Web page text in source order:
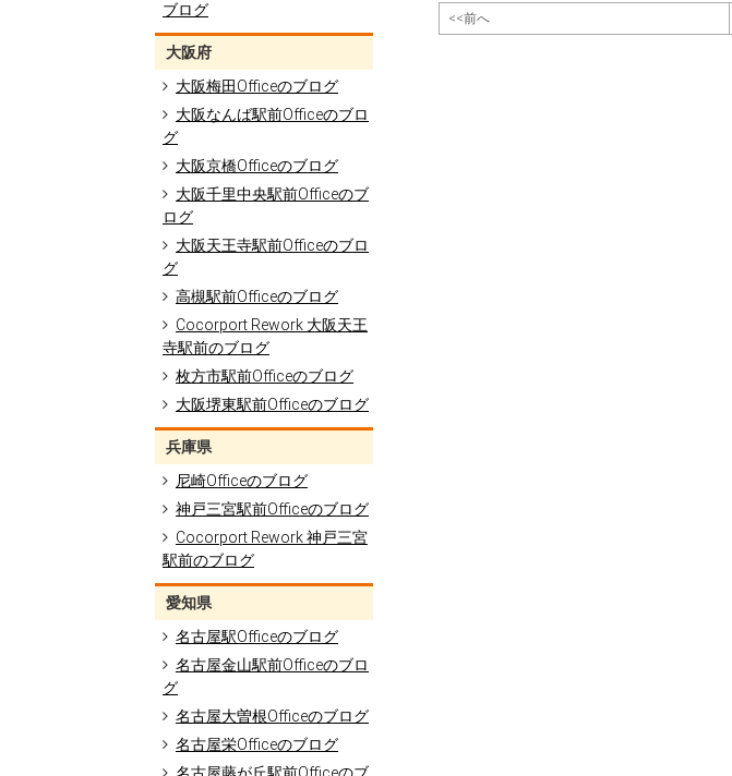
ブログ
大阪府
大阪梅田Officeのブログ
大阪なんば駅前Officeのブロ
グ
大阪京橋Officeのブログ
大阪千里中央駅前Officeのブ
ログ
大阪天王寺駅前Officeのブロ
グ
高槻駅前Officeのブログ
Cocorport Rework 大阪天王
寺駅前のブログ
枚方市駅前Officeのブログ
大阪堺東駅前Officeのブログ
兵庫県
尼崎Officeのブログ
神戸三宮駅前Officeのブログ
Cocorport Rework 神戸三宮
駅前のブログ
愛知県
名古屋駅Officeのブログ
名古屋金山駅前Officeのブロ
グ
名古屋大曽根Officeのブログ
名古屋栄Officeのブログ
<<前へ